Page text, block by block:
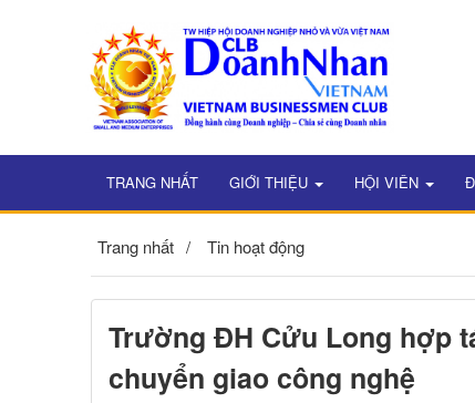
TRANG NHẤT GIỚI THIỆU HỘI VIÊN
Trang nhất Tin hoạt động
Trường ĐH Cửu Long hợp
chuyển giao công nghệ